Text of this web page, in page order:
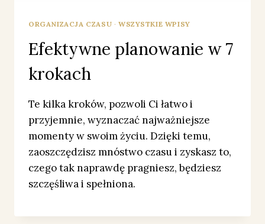
ORGANIZACJA CZASU · WSZYSTKIE WPISY
Efektywne planowanie w 7
krokach
Te kilka kroków, pozwoli Ci łatwo i
przyjemnie, wyznaczać najważniejsze
momenty w swoim życiu. Dzięki temu,
zaoszczędzisz mnóstwo czasu i zyskasz to,
czego tak naprawdę pragniesz, będziesz
szczęśliwa i spełniona.